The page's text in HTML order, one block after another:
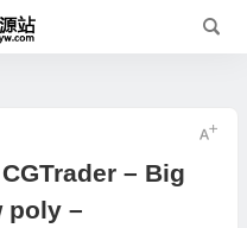
– Big
poly –